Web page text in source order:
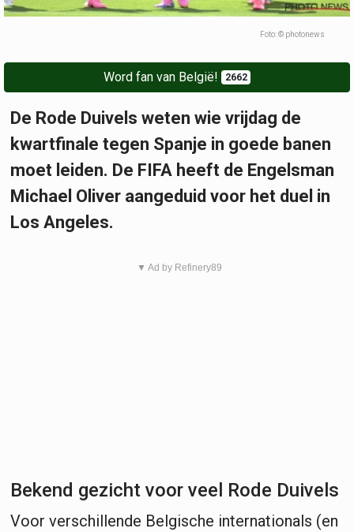
Foto: © photonews
Word fan van België! 2662
De Rode Duivels weten wie vrijdag de
kwartfinale tegen Spanje in goede banen
moet leiden. De FIFA heeft de Engelsman
Michael Oliver aangeduid voor het duel in
Los Angeles.
▼ Ad by Refinery89
Bekend gezicht voor veel Rode Duivels
Voor verschillende Belgische internationals (en